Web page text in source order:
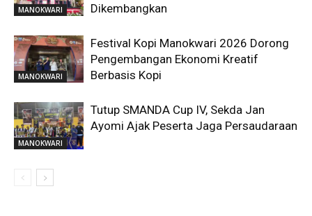
MANOKWARI
Dikembangkan
MANOKWARI
Festival Kopi Manokwari 2026 Dorong
Pengembangan Ekonomi Kreatif
Berbasis Kopi
MANOKWARI
Tutup SMANDA Cup IV, Sekda Jan
Ayomi Ajak Peserta Jaga Persaudaraan